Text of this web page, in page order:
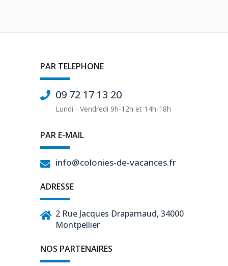
PAR TELEPHONE
09 72 17 13 20
Lundi - Vendredi 9h-12h et 14h-18h
PAR E-MAIL
info@colonies-de-vacances.fr
ADRESSE
2 Rue Jacques Draparnaud, 34000
Montpellier
NOS PARTENAIRES